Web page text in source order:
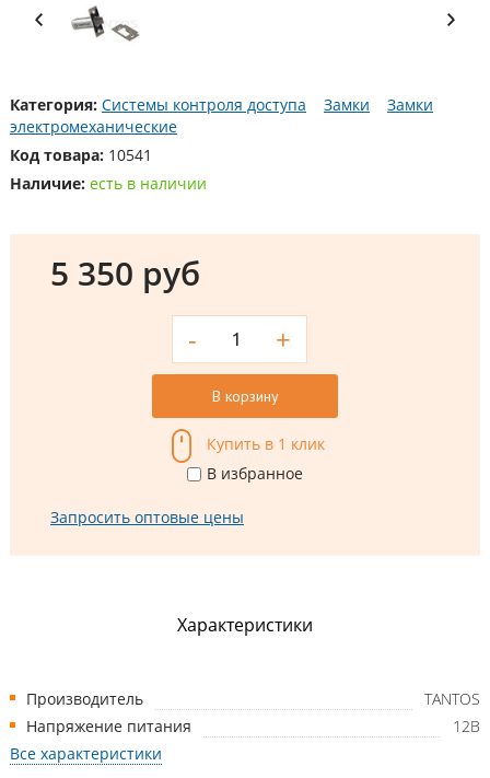
Категория: Системы контроля доступа Замки
Замки
электромеханические
Код товара: 10541
Наличие: есть в наличии
5 350 руб
- +
В корзину
Купить в 1 клик
В избранное
Запросить оптовые цены
Характеристики
Производитель
TANTOS
Напряжение питания
12В
Все характеристики